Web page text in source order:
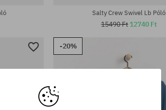
Salty Crew Swivel Lb Póló
15490 Ft 12740 Ft
-20%